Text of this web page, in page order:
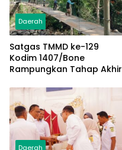
Daerah
Satgas TMMD ke-129
Kodim 1407/Bone
Rampungkan Tahap Akhir
Pattuku, Jaring Pengaman
Mulai Terpasang
Daerah